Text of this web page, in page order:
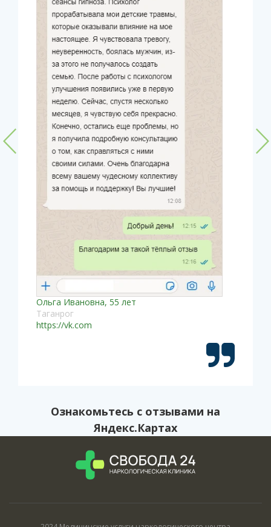
Ольга Ивановна, 55 лет
Таганрог
https://vk.com
Ознакомьтесь с отзывами на
Яндекс.Картах